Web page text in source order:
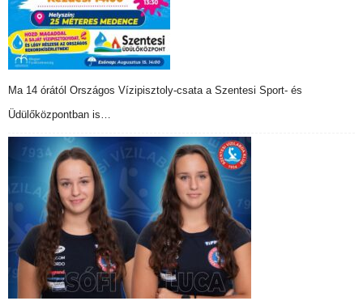
Ma 14 órától Országos Vízipisztoly-csata a Szentesi Sport- és
Üdülőközpontban is…